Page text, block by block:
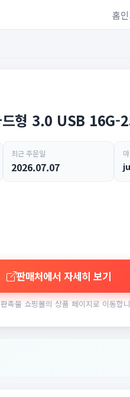
홈
드형 3.0 USB 16G-
최근 주문일
2026.07.07
판매처에서 자세히 보기
촉물 쇼핑몰의 상품 페이지로 이동합